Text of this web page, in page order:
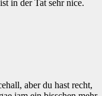
in der Tat sehr nice.
aber du hast recht,